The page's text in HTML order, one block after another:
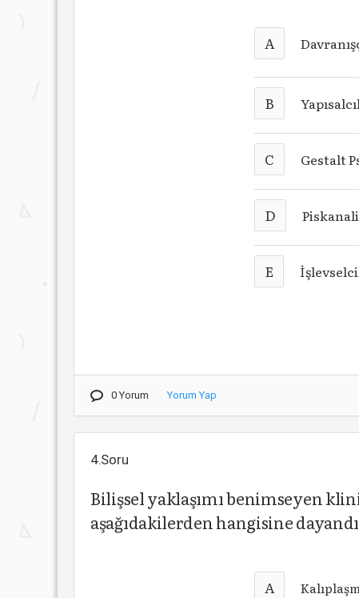
A
B
C Gestalt
D
E
0 Yorum Yorum Yap
4.Soru
Bilişsel yaklaşımı benimseyen
aşağıdakilerden hangisine
A